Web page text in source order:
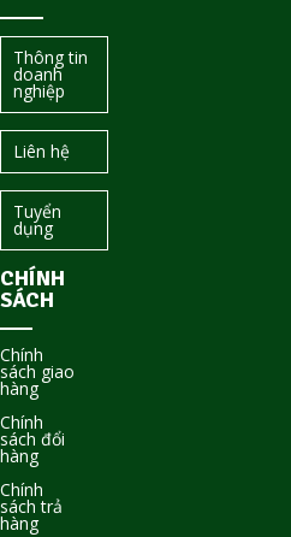
Thông tin
doanh
nghiệp
Liên hệ
Tuyển
dụng
CHÍNH
SÁCH
Chính
sách giao
hàng
Chính
sách đổi
hàng
Chính
sách trả
hàng